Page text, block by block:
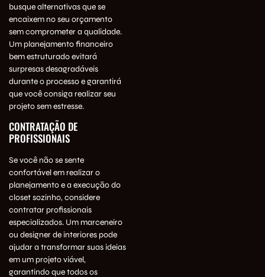
busque alternativas que se
encaixem no seu orçamento
sem comprometer a qualidade.
Um planejamento financeiro
bem estruturado evitará
surpresas desagradáveis
durante o processo e garantirá
que você consiga realizar seu
projeto sem estresse.
CONTRATAÇÃO DE
PROFISSIONAIS
Se você não se sente
confortável em realizar o
planejamento e a execução do
closet sozinho, considere
contratar profissionais
especializados. Um marceneiro
ou designer de interiores pode
ajudar a transformar suas ideias
em um projeto viável,
garantindo que todos os